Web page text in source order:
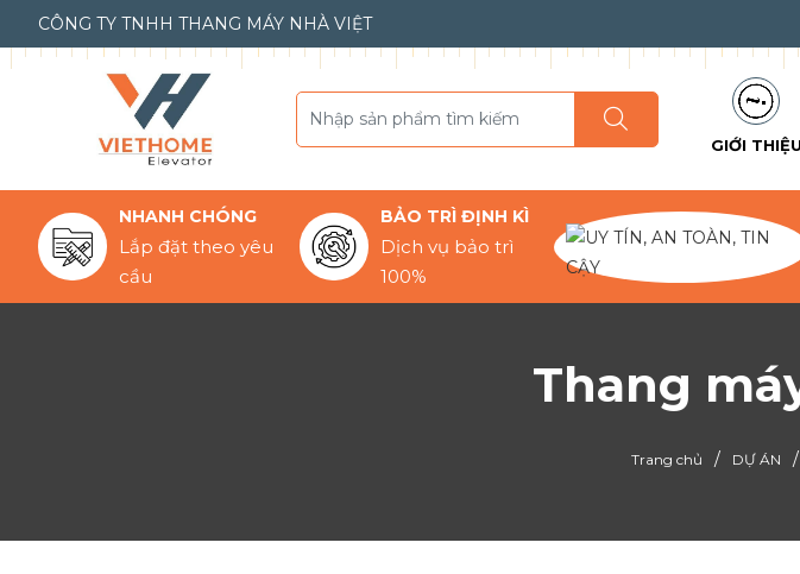
CÔNG TY TNHH THANG MÁY NHÀ VIỆT
GIỚI THIỆU
NHANH CHÓNG
Lắp đặt theo yêu
cầu
BẢO TRÌ ĐỊNH KÌ
Dịch vụ bảo trì
100%
Thang
Trang chủ / DỰ ÁN /